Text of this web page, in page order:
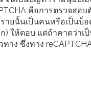
คือการตรวจสอบ
ายนั้นเป็นคนหรือเป็นบ็อ
) ให้ตอบ แต่ถ้าคาดว่าเ
ง ซึ่งทาง